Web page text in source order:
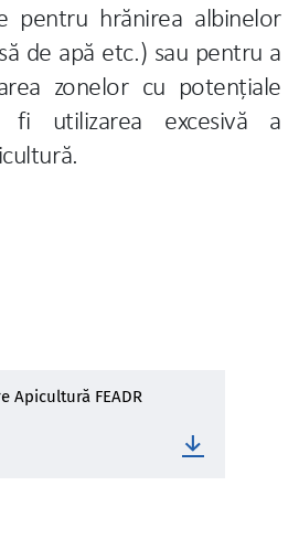
pentru hrănirea albinelor
de apă etc.) sau pentru a
zonelor cu potențiale
utilizarea excesivă a
Apicultură FEADR